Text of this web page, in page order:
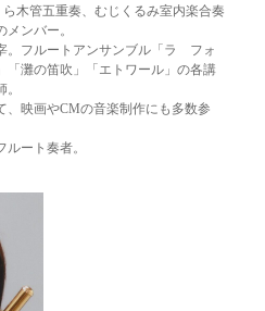
ら木管五重奏、むじくるみ室内楽合奏
ンバー。
。フルートアンサンブル「ラ フォ
「灘の笛吹」「エトワール」の各講
、映画やCMの音楽制作にも多数参
ート奏者。